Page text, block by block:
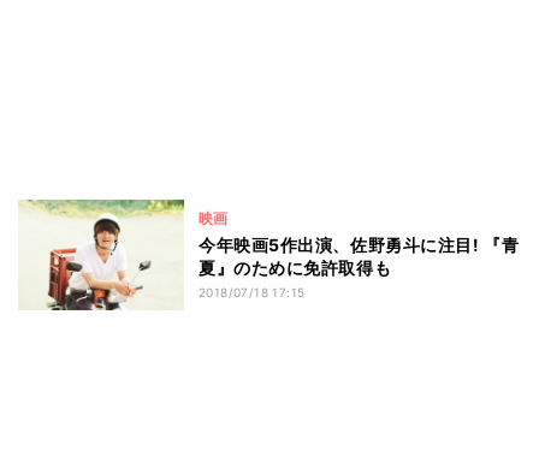
映画
今年映画5作出演、佐野勇斗に注目! 『青
夏』のために免許取得も
2018/07/18 17:15